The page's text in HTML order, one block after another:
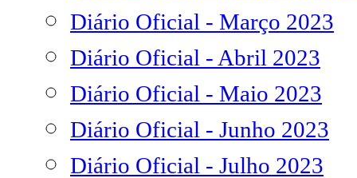
Diário Oficial - Março 2023
Diário Oficial - Abril 2023
Diário Oficial - Maio 2023
Diário Oficial - Junho 2023
Diário Oficial - Julho 2023